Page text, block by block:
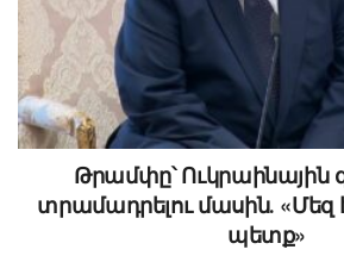
Թրամփը՝ Ուկրաինային
տրամադրելու մասին․ «Մեզ
պետք»